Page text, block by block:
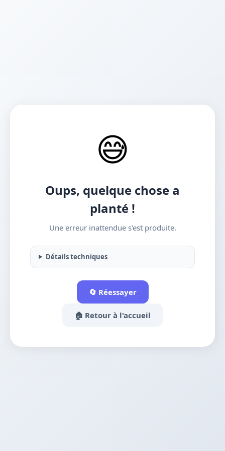
😅
Oups, quelque chose a
planté !
Une erreur inattendue s'est produite.
Détails techniques
🔄 Réessayer
🏠 Retour à l'accueil